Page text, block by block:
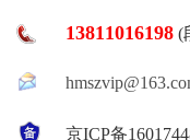
13811016198 (
京ICP备